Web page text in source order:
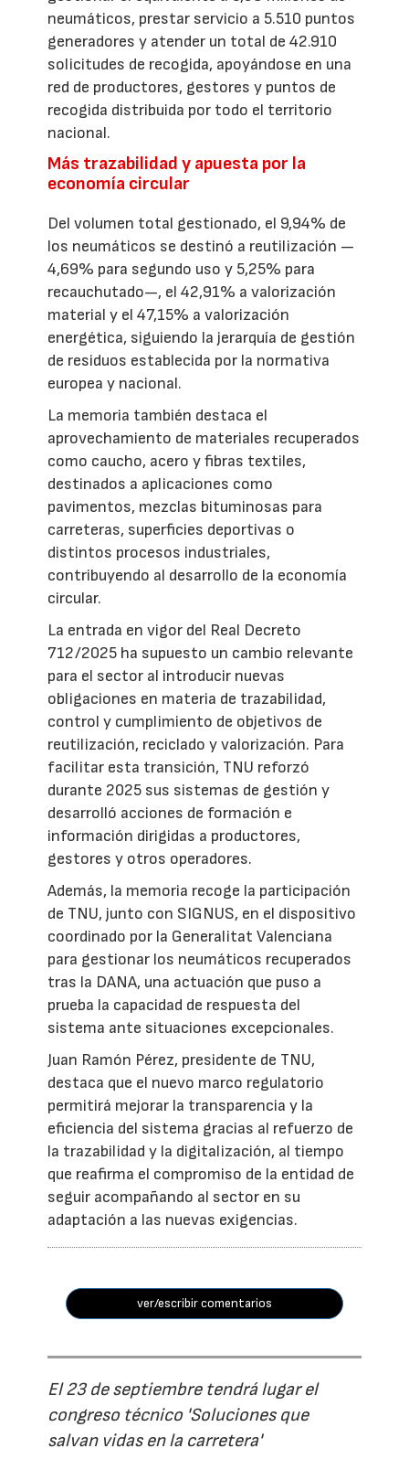
neumáticos, prestar servicio a 5.510 puntos
generadores y atender un total de 42.910
solicitudes de recogida, apoyándose en una
red de productores, gestores y puntos de
recogida distribuida por todo el territorio
nacional.
Más trazabilidad y apuesta por la
economía circular
Del volumen total gestionado, el 9,94% de
los neumáticos se destinó a reutilización —
4,69% para segundo uso y 5,25% para
recauchutado—, el 42,91% a valorización
material y el 47,15% a valorización
energética, siguiendo la jerarquía de gestión
de residuos establecida por la normativa
europea y nacional.
La memoria también destaca el
aprovechamiento de materiales recuperados
como caucho, acero y fibras textiles,
destinados a aplicaciones como
pavimentos, mezclas bituminosas para
carreteras, superficies deportivas o
distintos procesos industriales,
contribuyendo al desarrollo de la economía
circular.
La entrada en vigor del Real Decreto
712/2025 ha supuesto un cambio relevante
para el sector al introducir nuevas
obligaciones en materia de trazabilidad,
control y cumplimiento de objetivos de
reutilización, reciclado y valorización. Para
facilitar esta transición, TNU reforzó
durante 2025 sus sistemas de gestión y
desarrolló acciones de formación e
información dirigidas a productores,
gestores y otros operadores.
Además, la memoria recoge la participación
de TNU, junto con SIGNUS, en el dispositivo
coordinado por la Generalitat Valenciana
para gestionar los neumáticos recuperados
tras la DANA, una actuación que puso a
prueba la capacidad de respuesta del
sistema ante situaciones excepcionales.
Juan Ramón Pérez, presidente de TNU,
destaca que el nuevo marco regulatorio
permitirá mejorar la transparencia y la
eficiencia del sistema gracias al refuerzo de
la trazabilidad y la digitalización, al tiempo
que reafirma el compromiso de la entidad de
seguir acompañando al sector en su
adaptación a las nuevas exigencias.
ver/escribir comentarios
El 23 de septiembre tendrá lugar el
congreso técnico 'Soluciones que
salvan vidas en la carretera'